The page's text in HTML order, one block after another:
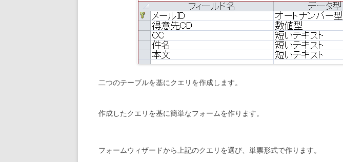
二つのテーブルを基にクエリを作成します。
作成したクエリを基に簡単なフォームを作ります。
フォームウィザードから上記のクエリを選び、単票形式で作ります。